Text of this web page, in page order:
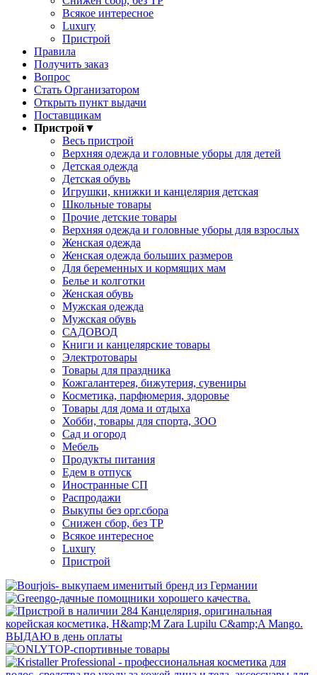
Всякое интересное
Luxury
Пристрой
Правила
Получить заказ
Вопрос
Стать Организатором
Открыть пункт выдачи
Поставщикам
Пристрой▼
Весь пристрой
Верхняя одежда и головные уборы для детей
Детская одежда
Детская обувь
Игрушки, книжки и канцелярия детская
Школьные товары
Прочие детские товары
Верхняя одежда и головные уборы для взрослых
Женская одежда
Женская одежда больших размеров
Для беременных и кормящих мам
Белье и колготки
Женская обувь
Мужская одежда
Мужская обувь
САДОВОД
Книги и канцелярские товары
Электротовары
Товары для праздника
Кожгалантерея, бижутерия, сувениры
Косметика, парфюмерия, здоровье
Товары для дома и отдыха
Хобби, товары для спорта, ЗОО
Сад и огород
Мебель
Продукты питания
Едем в отпуск
Иностранные СП
Распродажи
Выкупы без орг.сбора
Снижен сбор, без ТР
Всякое интересное
Luxury
Пристрой